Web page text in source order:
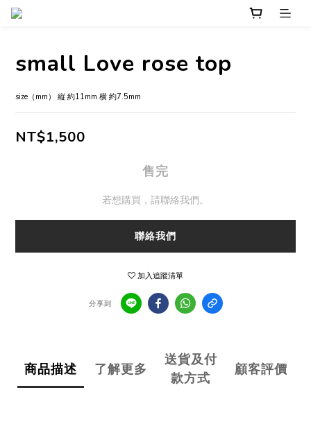
small Love rose top
size（mm） 縦 約11mm 横 約7.5mm
NT$1,500
售完
若想購買，請聯絡我們。
聯絡我們
加入追蹤清單
分享到
商品描述 了解更多
送貨及付
款方式
顧客評價